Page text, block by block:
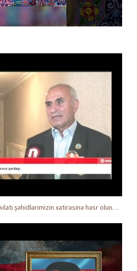
AVMVİB Naxçıvan MR təşkilatı şəhidlərimizin xatirəsinə həsr olunmuş tədbir keçirdi